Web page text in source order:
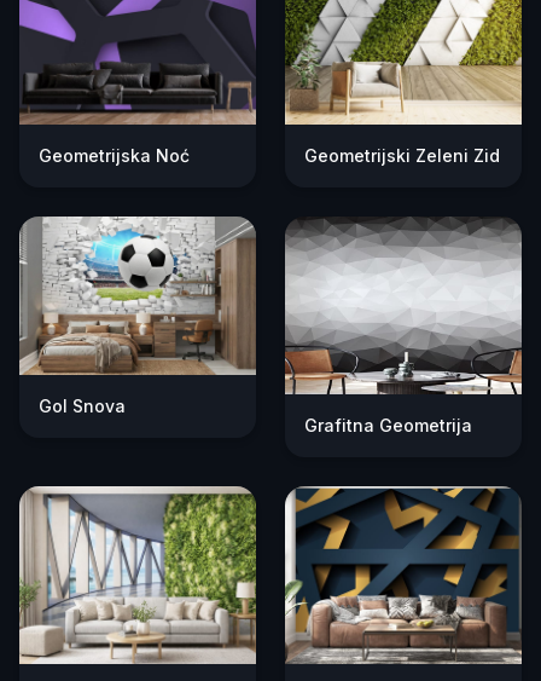
Geometrijska Noć Geometrijski Zeleni Zid
Gol Snova
Grafitna Geometrija